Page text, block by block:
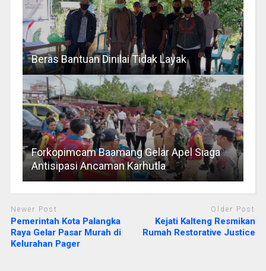
Beras Bantuan Dinilai Tidak Layak
Forkopimcam Baamang Gelar Apel Siaga
Antisipasi Ancaman Karhutla
Newer Post
Pemerintah Kota Palangka
Raya Gelar Pasar Murah di
Kelurahan Pager
Older Post
Kejati Kalteng Resmikan
Rumah Restorative Justice